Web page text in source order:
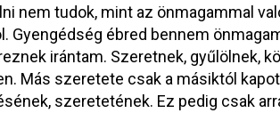
nem tudok, mint az önmagammal
ébred bennem
irántam. Szeretnek, gyűlölnek,
Más szeretete csak a másiktól
szeretetének. Ez pedig csak